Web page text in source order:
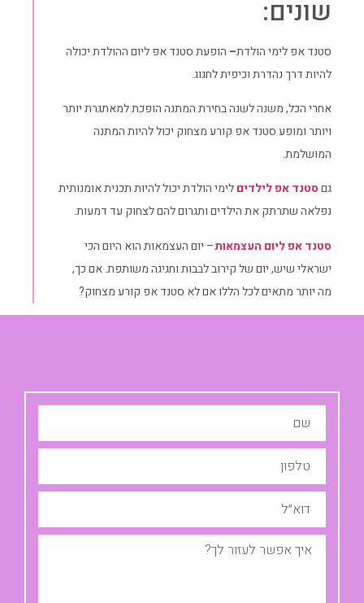
שונים:
סטנד אפ לימי הולדת– הופעת סטנד אפ ליום ההולדת יכולה
להיות דרך נהדרת וכיפית לחגוג.
אחרי הכל, משנה לשנה בחירת המתנה הופכת למאתגרת יותר
ויותר ומופע סטנד אפ קורע מצחוק יכול להיות המתנה
המושלמת.
גםסטנד אפ לילדיםלימי הולדת יכול להיות תכנית אומנותית
נפלאה שתרתק את הילדים ותגרום להם לצחוק עד דמעות.
סטנד אפ ליום העצמאות– יום העצמאות הוא היום הכי
ישראלי שיש, יום של קירוב לבבות וחגיגה משותפת. אם כך,
מה יותר מתאים לכל הללו אם לא סטנד אפ קורע מצחוק?